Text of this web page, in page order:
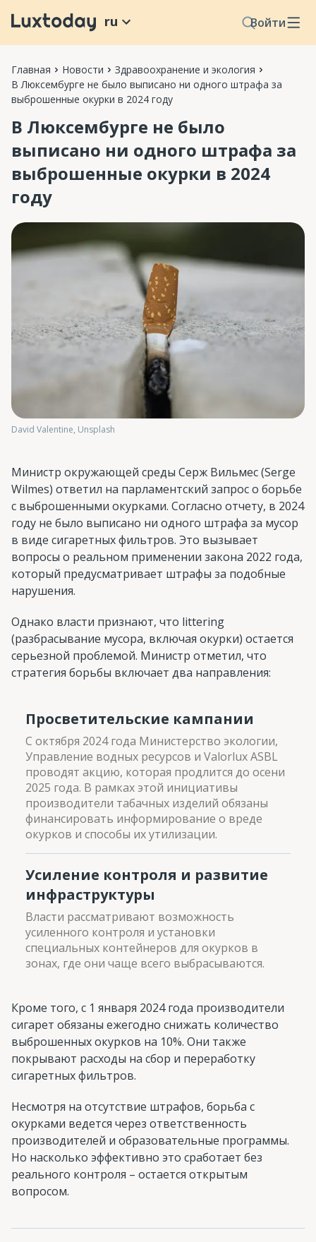
Войти
ru
Главная Новости
Здравоохранение и экология
В Люксембурге не было выписано ни одного штрафа за
выброшенные окурки в 2024 году
В Люксембурге не было
выписано ни одного штрафа за
выброшенные окурки в 2024
году
David Valentine, Unsplash
Министр окружающей среды Серж Вильмес (Serge
Wilmes) ответил на парламентский запрос о борьбе
с выброшенными окурками. Согласно отчету, в 2024
году не было выписано ни одного штрафа за мусор
в виде сигаретных фильтров. Это вызывает
вопросы о реальном применении закона 2022 года,
который предусматривает штрафы за подобные
нарушения​.
Однако власти признают, что littering
(разбрасывание мусора, включая окурки) остается
серьезной проблемой. Министр отметил, что
стратегия борьбы включает два направления:
Просветительские кампании
С октября 2024 года Министерство экологии,
Управление водных ресурсов и Valorlux ASBL
проводят акцию, которая продлится до осени
2025 года. В рамках этой инициативы
производители табачных изделий обязаны
финансировать информирование о вреде
окурков и способы их утилизации​.
Усиление контроля и развитие
инфраструктуры
Власти рассматривают возможность
усиленного контроля и установки
специальных контейнеров для окурков в
зонах, где они чаще всего выбрасываются​.
Кроме того, с 1 января 2024 года производители
сигарет обязаны ежегодно снижать количество
выброшенных окурков на 10%. Они также
покрывают расходы на сбор и переработку
сигаретных фильтров​.
Несмотря на отсутствие штрафов, борьба с
окурками ведется через ответственность
производителей и образовательные программы.
Но насколько эффективно это сработает без
реального контроля – остается открытым
вопросом.